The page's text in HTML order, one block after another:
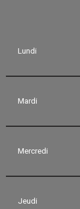
Lundi
Mardi
Mercredi
Jeudi